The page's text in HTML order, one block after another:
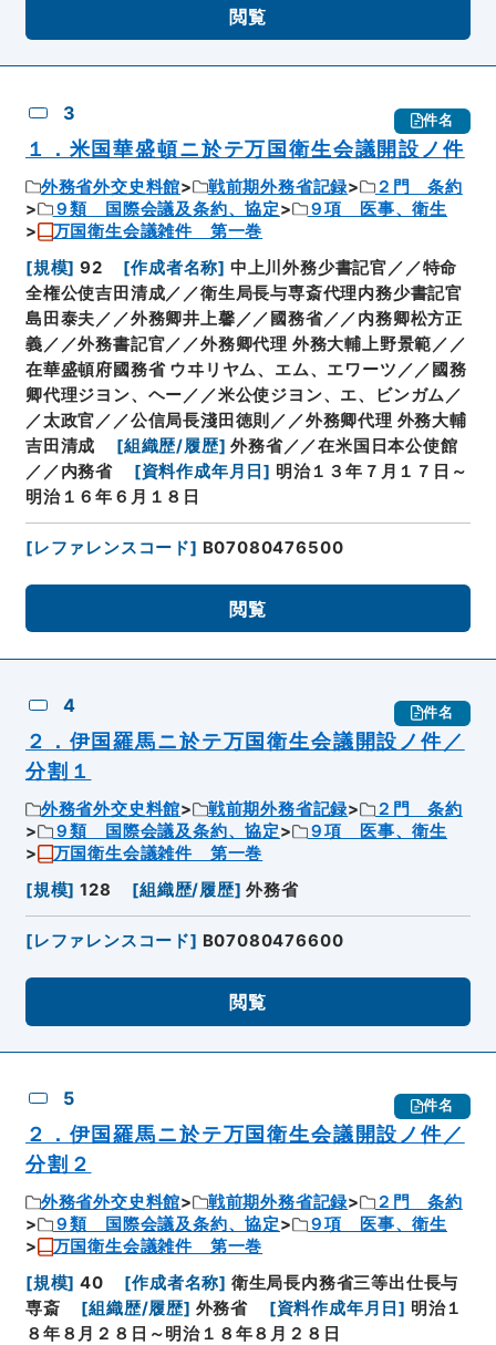
閲覧
3 件名
１．米国華盛頓ニ於テ万国衛生会議開設ノ件
外務省外交史料館 戦前期外務省記録
２門 条約
９類 国際会議及条約、協定
９項 医事、衛生
万国衛生会議雑件 第一巻
[規模] 92 [作成者名称] 中上川外務少書記官／／特命
全権公使吉田清成／／衛生局長与専斎代理内務少書記官
島田泰夫／／外務卿井上馨／／國務省／／内務卿松方正
義／／外務書記官／／外務卿代理 外務大輔上野景範／／
在華盛頓府國務省 ウヰリヤム、エム、エワーツ／／國務
卿代理ジヨン、ヘー／／米公使ジヨン、エ、ビンガム／
／太政官／／公信局長淺田徳則／／外務卿代理 外務大輔
吉田清成
[組織歴/履歴] 外務省／／在米国日本公使館
／／内務省
[資料作成年月日] 明治１３年７月１７日～
明治１６年６月１８日
[レファレンスコード] B07080476500
閲覧
4 件名
２．伊国羅馬ニ於テ万国衛生会議開設ノ件／
分割１
外務省外交史料館 戦前期外務省記録
２門 条約
９類 国際会議及条約、協定
９項 医事、衛生
万国衛生会議雑件 第一巻
[規模] 128 [組織歴/履歴] 外務省
[レファレンスコード] B07080476600
閲覧
5 件名
２．伊国羅馬ニ於テ万国衛生会議開設ノ件／
分割２
外務省外交史料館 戦前期外務省記録
２門 条約
９類 国際会議及条約、協定
９項 医事、衛生
万国衛生会議雑件 第一巻
[規模] 40 [作成者名称] 衛生局長内務省三等出仕長与
専斎
[組織歴/履歴] 外務省 [資料作成年月日] 明治１
８年８月２８日～明治１８年８月２８日